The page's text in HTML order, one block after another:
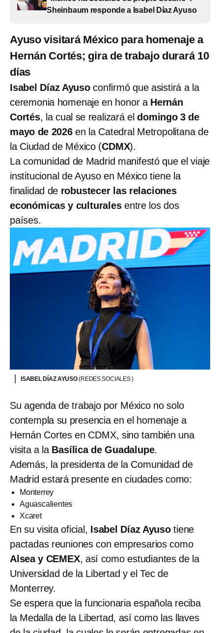
Sheinbaum responde a Isabel Díaz Ayuso
Ayuso visitará México para homenaje a
Hernán Cortés; gira de trabajo durará 10
días
Isabel Díaz Ayusoconfirmó que asistirá a la
ceremonia homenaje en honor a Hernán
Cortés, la cual se realizará eldomingo 3 de
mayo de 2026en la Catedral Metropolitana de
la Ciudad de México (CDMX).
La comunidad de Madrid manifestó que el viaje
institucional de Ayuso en México tiene la
finalidad de robustecer las relaciones
económicas y culturalesentre los dos
países.
ISABEL DÍAZ AYUSO(REDES SOCIALES )
Su agenda de trabajo por México no solo
contempla su presencia en el homenaje a
Hernán Cortes en CDMX, sino también una
visita a la Basílica de Guadalupe.
Además, la presidenta de la Comunidad de
Madrid estará presente en ciudades como:
Monterrey
Aguascalientes
Xcaret
En su visita oficial, Isabel Díaz Ayusotiene
pactadas reuniones con empresarios como
Alsea y CEMEX, así como estudiantes de la
Universidad de la Libertad y el Tec de
Monterrey.
Se espera que la funcionaria española reciba
la Medalla de la Libertad, así como las llaves